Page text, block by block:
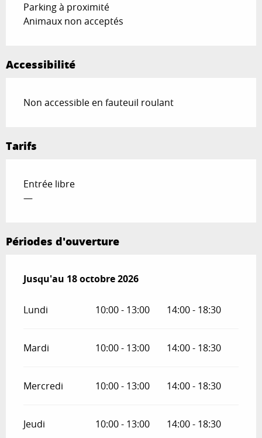
Parking à proximité
Animaux non acceptés
Accessibilité
Non accessible en fauteuil roulant
Tarifs
Entrée libre
—
Périodes d'ouverture
Du19 juin 2026au18 octobre 2026
Jusqu'au 18 octobre 2026
Lundi 10:00 - 13:00 14:00 - 18:30
Mardi 10:00 - 13:00 14:00 - 18:30
Mercredi 10:00 - 13:00 14:00 - 18:30
Jeudi 10:00 - 13:00 14:00 - 18:30